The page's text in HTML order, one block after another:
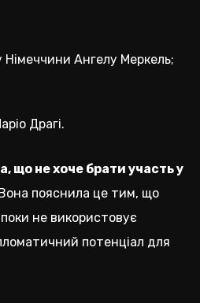
Ангелу Меркель;
Драгі.
що не хоче брати участь у
пояснила це тим, що
не використовує
потенціал для